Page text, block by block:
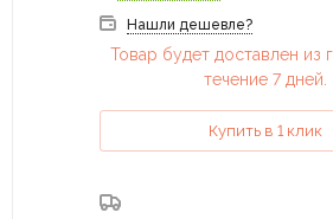
Нашли дешевле?
Товар будет доставлен из
течение 7 дней.
Купить в 1 клик